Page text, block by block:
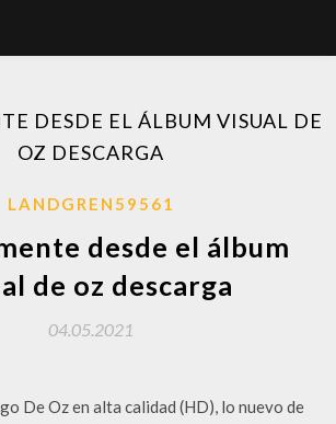
DESDE EL ÁLBUM VISUAL DE
OZ DESCARGA
LANDGREN59561
desde el álbum
de oz descarga
04.05.2021
De Oz en alta calidad (HD), lo nuevo de